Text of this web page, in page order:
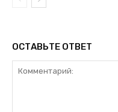
ОСТАВЬТЕ ОТВЕТ